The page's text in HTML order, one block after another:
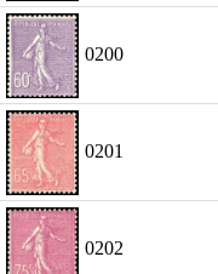
0200
0201
0202